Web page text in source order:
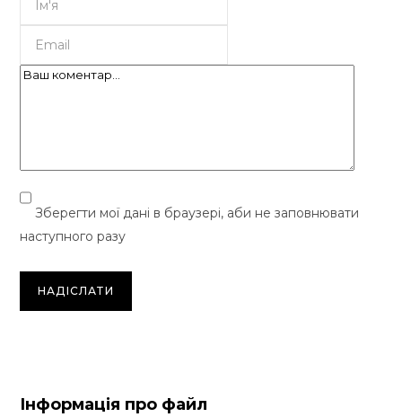
Зберегти мої дані в браузері, аби не заповнювати
наступного разу
Інформація про файл